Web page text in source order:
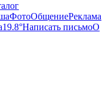
ФотоОбщениеРеклама
19.8°Написать письмоО